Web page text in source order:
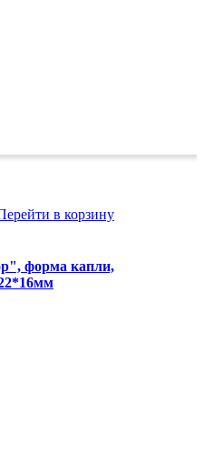
в корзину
форма капли,